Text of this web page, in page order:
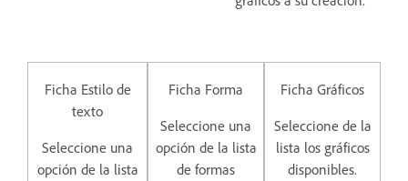
Ficha Estilo de
texto
Seleccione una
opción de la lista
Ficha Forma
Seleccione una
opción de la lista
de formas
Ficha Gráficos
Seleccione de la
lista los gráficos
disponibles.